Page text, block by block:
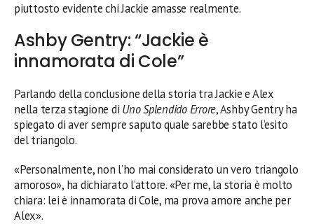
piuttosto evidente chi Jackie amasse realmente.
Ashby Gentry: “Jackie è
innamorata di Cole”
Parlando della conclusione della storia tra Jackie e Alex
nella terza stagione di Uno Splendido Errore, Ashby Gentry ha
spiegato di aver sempre saputo quale sarebbe stato l’esito
del triangolo.
«Personalmente, non l’ho mai considerato un vero triangolo
amoroso», ha dichiarato l’attore. «Per me, la storia è molto
chiara: lei è innamorata di Cole, ma prova amore anche per
Alex».